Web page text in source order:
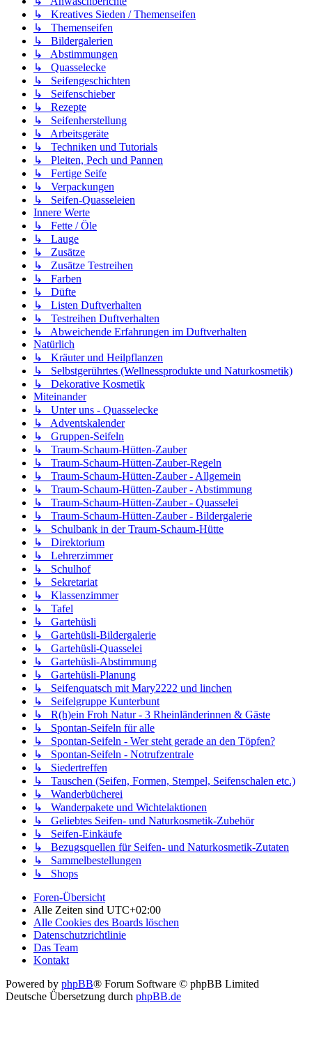
↳ Kreatives Sieden / Themenseifen
↳ Themenseifen
↳ Bildergalerien
↳ Abstimmungen
↳ Quasselecke
↳ Seifengeschichten
↳ Seifenschieber
↳ Rezepte
↳ Seifenherstellung
↳ Arbeitsgeräte
↳ Techniken und Tutorials
↳ Pleiten, Pech und Pannen
↳ Fertige Seife
↳ Verpackungen
↳ Seifen-Quasseleien
Innere Werte
↳ Fette / Öle
↳ Lauge
↳ Zusätze
↳ Zusätze Testreihen
↳ Farben
↳ Düfte
↳ Listen Duftverhalten
↳ Testreihen Duftverhalten
↳ Abweichende Erfahrungen im Duftverhalten
Natürlich
↳ Kräuter und Heilpflanzen
↳ Selbstgerührtes (Wellnessprodukte und Naturkosmetik)
↳ Dekorative Kosmetik
Miteinander
↳ Unter uns - Quasselecke
↳ Adventskalender
↳ Gruppen-Seifeln
↳ Traum-Schaum-Hütten-Zauber
↳ Traum-Schaum-Hütten-Zauber-Regeln
↳ Traum-Schaum-Hütten-Zauber - Allgemein
↳ Traum-Schaum-Hütten-Zauber - Abstimmung
↳ Traum-Schaum-Hütten-Zauber - Quasselei
↳ Traum-Schaum-Hütten-Zauber - Bildergalerie
↳ Schulbank in der Traum-Schaum-Hütte
↳ Direktorium
↳ Lehrerzimmer
↳ Schulhof
↳ Sekretariat
↳ Klassenzimmer
↳ Tafel
↳ Gartehüsli
↳ Gartehüsli-Bildergalerie
↳ Gartehüsli-Quasselei
↳ Gartehüsli-Abstimmung
↳ Gartehüsli-Planung
↳ Seifenquatsch mit Mary2222 und linchen
↳ Seifelgruppe Kunterbunt
↳ R(h)ein Froh Natur - 3 Rheinländerinnen & Gäste
↳ Spontan-Seifeln für alle
↳ Spontan-Seifeln - Wer steht gerade an den Töpfen?
↳ Spontan-Seifeln - Notrufzentrale
↳ Siedertreffen
↳ Tauschen (Seifen, Formen, Stempel, Seifenschalen etc.)
↳ Wanderbücherei
↳ Wanderpakete und Wichtelaktionen
↳ Geliebtes Seifen- und Naturkosmetik-Zubehör
↳ Seifen-Einkäufe
↳ Bezugsquellen für Seifen- und Naturkosmetik-Zutaten
↳ Sammelbestellungen
↳ Shops
Foren-Übersicht
Alle Zeiten sind UTC+02:00
Alle Cookies des Boards löschen
Datenschutzrichtlinie
Das Team
Kontakt
Powered by phpBB® Forum Software © phpBB Limited
Deutsche Übersetzung durch phpBB.de